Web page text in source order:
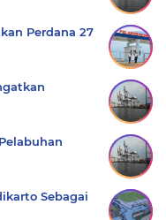
Perdana 27
Sebagai